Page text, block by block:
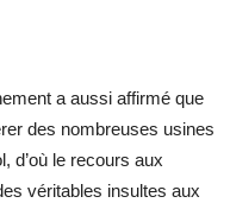
a aussi affirmé que
des nombreuses usines
d’où le recours aux
véritables insultes aux